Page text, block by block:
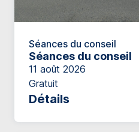
Séances du conseil
Séances du conseil
11 août 2026
Gratuit
Détails